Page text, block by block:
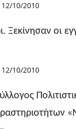
12/10/2010
Ξεκίνησαν οι
12/10/2010